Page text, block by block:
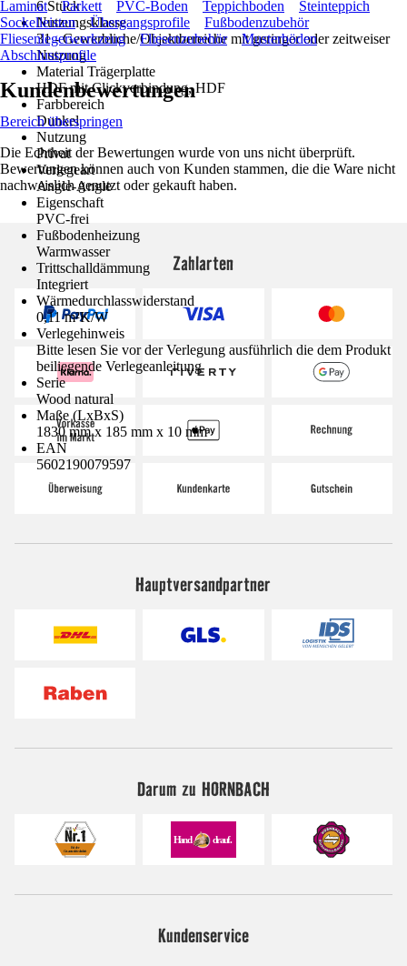
6 Stück
Nutzungsklasse
31 - Gewerbliche/Objektbereiche mit geringer oder zeitweiser
Nutzung
Material Trägerplatte
HDF mit Clickverbindung, HDF
Farbbereich
Dunkel
Nutzung
Privat
Verlegeart
Angle-Angle
Eigenschaft
PVC-frei
Fußbodenheizung
Warmwasser
Trittschalldämmung
Integriert
Wärmedurchlasswiderstand
0,11 m²K/W
Verlegehinweis
Bitte lesen Sie vor der Verlegung ausführlich die dem Produkt
beiliegende Verlegeanleitung
Serie
Wood natural
Maße (LxBxS)
1830 mm x 185 mm x 10 mm
EAN
5602190079597
Laminat Parkett PVC-Boden Teppichboden
Steinteppich
Sockelleisten
Übergangsprofile
Fußbodenzubehör
Fliesenlegerwerkzeug
Fliesenzubehör
Musterböden
Abschlussprofile
Kundenbewertungen
Bereich überspringen
Die Echtheit der Bewertungen wurde von uns nicht überprüft.
Bewertungen können auch von Kunden stammen, die die Ware nicht
nachweislich genutzt oder gekauft haben.
Zahlarten
Hauptversandpartner
Darum zu HORNBACH
Kundenservice